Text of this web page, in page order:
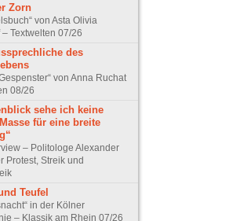
Zorn
von Asta Olivia
Textwelten 07/26
des
von Anna Ruchat
08/26
sehe ich keine
für eine breite
– Politologe Alexander
Protest, Streik und
Teufel
in der Kölner
– Klassik am Rhein 07/26